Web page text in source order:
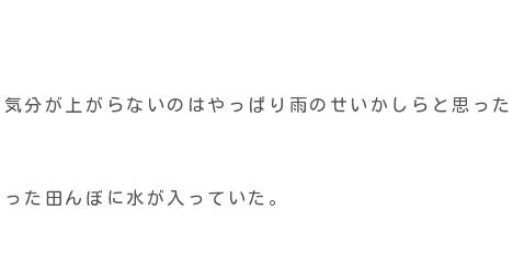
分が上がらないのはやっぱり雨のせいかしらと思った
た田んぼに水が入っていた。